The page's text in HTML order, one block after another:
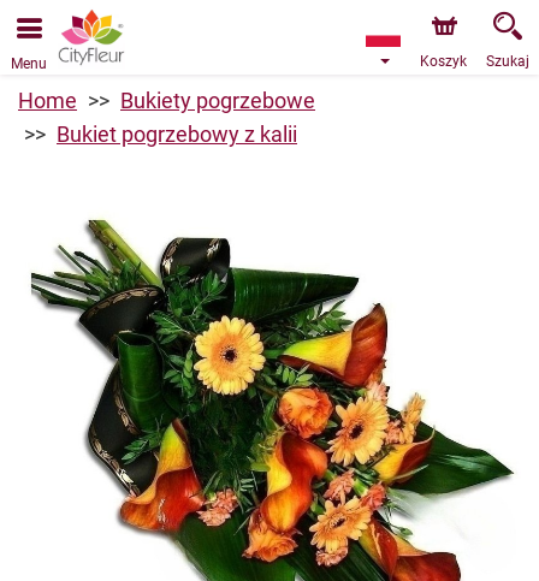
Przyjmujemy zamówienia za pośrednictwem naszego
sklepu internetowego. Najbliższy możliwy termin dostawy
to 07.08.2026 z powodu urlopu.
Menu Koszyk Szukaj
Home
Bukiety pogrzebowe
Bukiet pogrzebowy z kalii